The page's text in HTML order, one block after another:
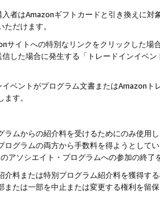
者はAmazonギフトカードと引き換えに
だけます。
サイトへの特別なリンクをクリックした
した場合に発生する「トレードインイベ
ベントがプログラム文書またはAmazon
す。
ラムからの紹介料を受けるためにのみ使
グラムの両方から手数料を得ようとして
アソシエイト・プログラムへの参加の終了
料または特別プログラム紹介料を獲得す
たは一部を中止または変更する権利を留